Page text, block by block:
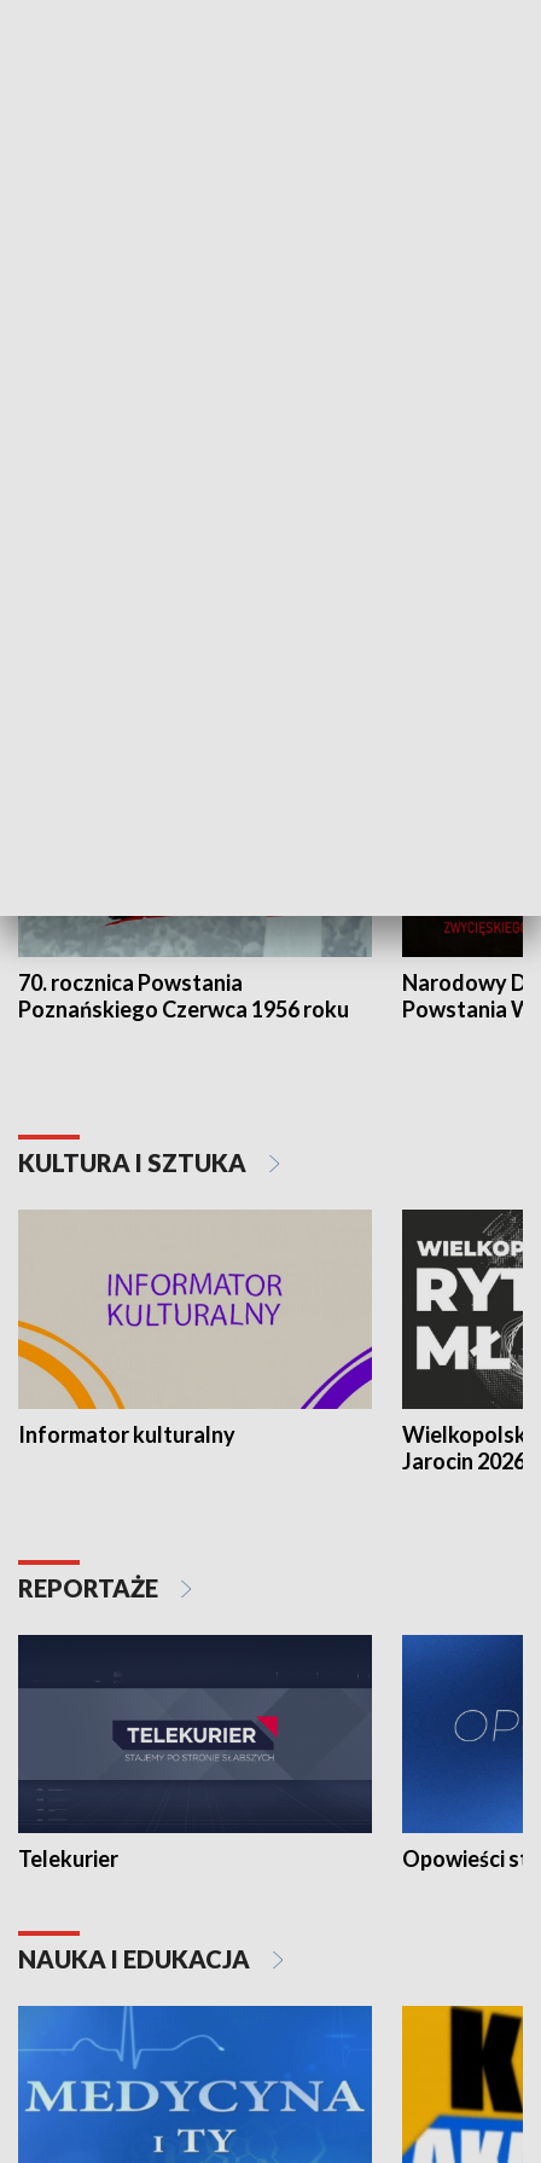
70. rocznica Powstania
Poznańskiego Czerwca 1956 roku
Narodowy
Powstania
KULTURA I SZTUKA
Informator kulturalny
Jarocin 2026
REPORTAŻE
Telekurier Opowieści
NAUKA I EDUKACJA